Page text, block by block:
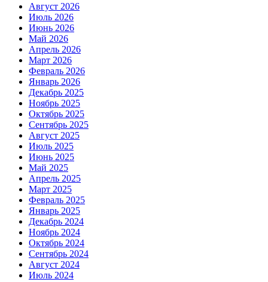
Август 2026
Июль 2026
Июнь 2026
Май 2026
Апрель 2026
Март 2026
Февраль 2026
Январь 2026
Декабрь 2025
Ноябрь 2025
Октябрь 2025
Сентябрь 2025
Август 2025
Июль 2025
Июнь 2025
Май 2025
Апрель 2025
Март 2025
Февраль 2025
Январь 2025
Декабрь 2024
Ноябрь 2024
Октябрь 2024
Сентябрь 2024
Август 2024
Июль 2024